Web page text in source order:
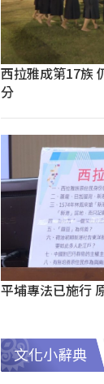
西拉雅成第17族
分
平埔專法已施行
文化小辭典